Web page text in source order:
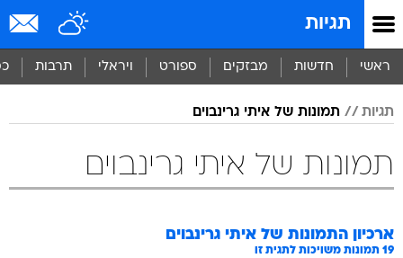
תגיות
ראשי חדשות מבזקים ספורט ויראלי תרבות
תגיות תמונות של איתי גרינבוים
תמונות של איתי גרינבוים
ארכיון התמונות של איתי גרינבוים
19 תמונות משויכות לתגית זו